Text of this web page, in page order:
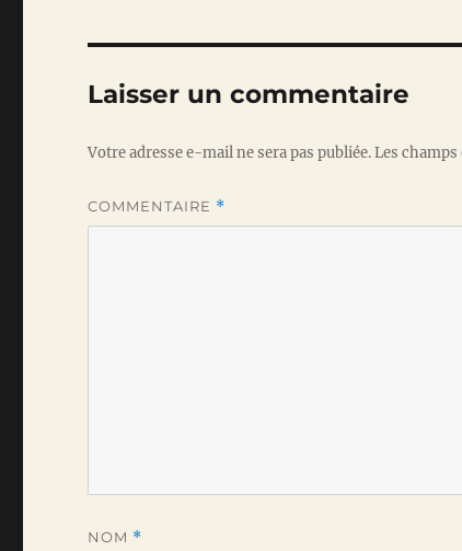
Laisser un commentaire
Votre adresse e-mail ne sera pas publiée.Les
COMMENTAIRE *
NOM *